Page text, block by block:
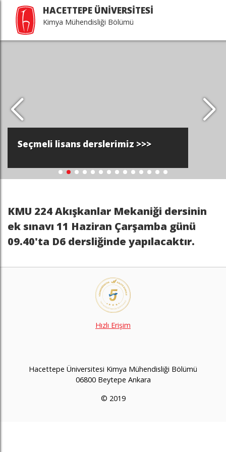
HACETTEPE ÜNİVERSİTESİ
Kimya Mühendisliği Bölümü
Seçmeli lisans derslerimiz >>>
KMU 224 Akışkanlar Mekaniği dersinin
ek sınavı 11 Haziran Çarşamba günü
09.40'ta D6 dersliğinde yapılacaktır.
Hızlı Erişim
Hacettepe Üniversitesi Kimya Mühendisliği Bölümü
06800 Beytepe Ankara
© 2019